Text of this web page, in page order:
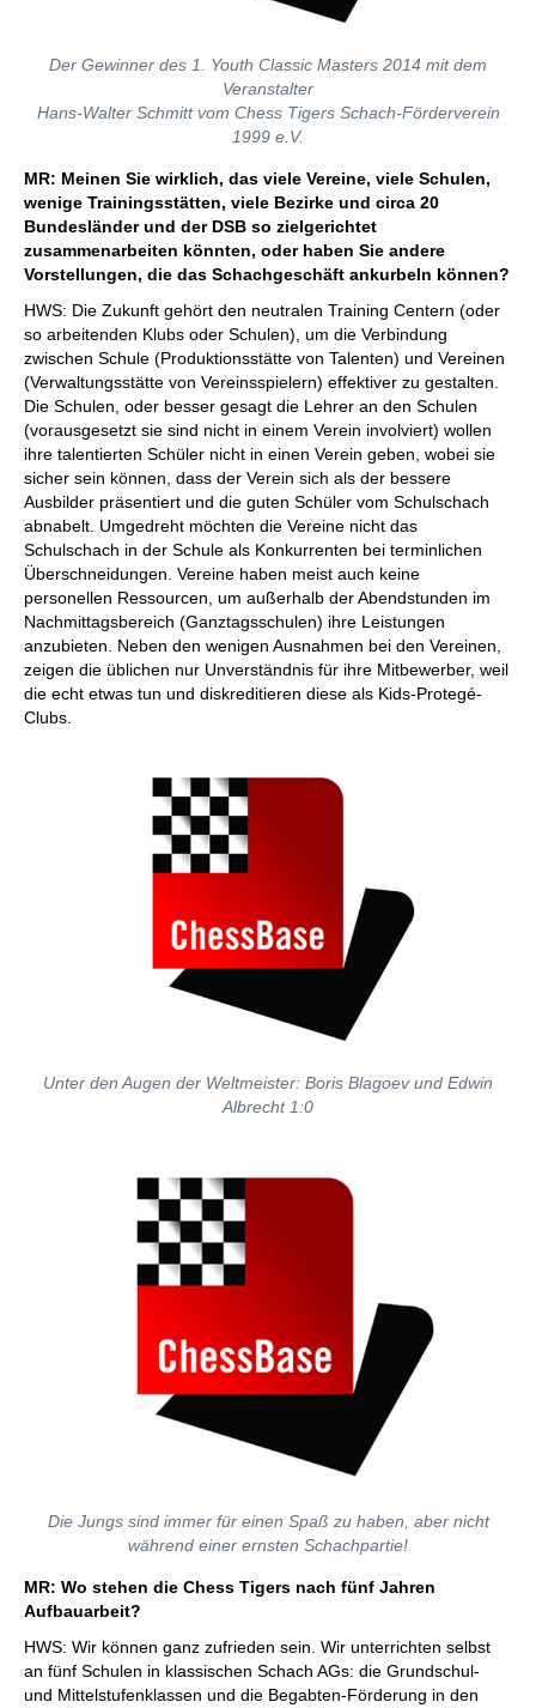
Der Gewinner des 1. Youth Classic Masters 2014 mit dem
Veranstalter
Hans-Walter Schmitt vom Chess Tigers Schach-Förderverein
1999 e.V.
MR: Meinen Sie wirklich, das viele Vereine, viele Schulen,
wenige Trainingsstätten, viele Bezirke und circa 20
Bundesländer und der DSB so zielgerichtet
zusammenarbeiten könnten, oder haben Sie andere
Vorstellungen, die das Schachgeschäft ankurbeln können?
HWS: Die Zukunft gehört den neutralen Training Centern (oder
so arbeitenden Klubs oder Schulen), um die Verbindung
zwischen Schule (Produktionsstätte von Talenten) und Vereinen
(Verwaltungsstätte von Vereinsspielern) effektiver zu gestalten.
Die Schulen, oder besser gesagt die Lehrer an den Schulen
(vorausgesetzt sie sind nicht in einem Verein involviert) wollen
ihre talentierten Schüler nicht in einen Verein geben, wobei sie
sicher sein können, dass der Verein sich als der bessere
Ausbilder präsentiert und die guten Schüler vom Schulschach
abnabelt. Umgedreht möchten die Vereine nicht das
Schulschach in der Schule als Konkurrenten bei terminlichen
Überschneidungen. Vereine haben meist auch keine
personellen Ressourcen, um außerhalb der Abendstunden im
Nachmittagsbereich (Ganztagsschulen) ihre Leistungen
anzubieten. Neben den wenigen Ausnahmen bei den Vereinen,
zeigen die üblichen nur Unverständnis für ihre Mitbewerber, weil
die echt etwas tun und diskreditieren diese als Kids-Protegé-
Clubs.
Unter den Augen der Weltmeister: Boris Blagoev und Edwin
Albrecht 1:0
Die Jungs sind immer für einen Spaß zu haben, aber nicht
während einer ernsten Schachpartie!
MR: Wo stehen die Chess Tigers nach fünf Jahren
Aufbauarbeit?
HWS: Wir können ganz zufrieden sein. Wir unterrichten selbst
an fünf Schulen in klassischen Schach AGs: die Grundschul-
und Mittelstufenklassen und die Begabten-Förderung in den